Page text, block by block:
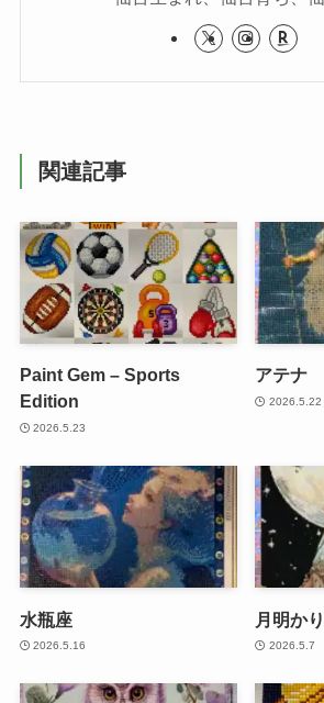
関連記事
Paint Gem – Sports
Edition
2026.5.23
アテナ
2026.5.22
水瓶座
2026.5.16
月明か
2026.5.7